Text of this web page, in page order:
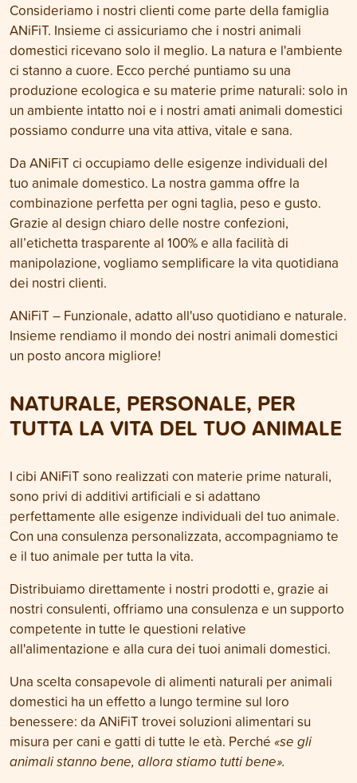
Consideriamo i nostri clienti come parte della famiglia
ANiFiT. Insieme ci assicuriamo che i nostri animali
domestici ricevano solo il meglio. La natura e l'ambiente
ci stanno a cuore. Ecco perché puntiamo su una
produzione ecologica e su materie prime naturali: solo in
un ambiente intatto noi e i nostri amati animali domestici
possiamo condurre una vita attiva, vitale e sana.
Da ANiFiT ci occupiamo delle esigenze individuali del
tuo animale domestico. La nostra gamma offre la
combinazione perfetta per ogni taglia, peso e gusto.
Grazie al design chiaro delle nostre confezioni,
all’etichetta trasparente al 100% e alla facilità di
manipolazione, vogliamo semplificare la vita quotidiana
dei nostri clienti.
ANiFiT – Funzionale, adatto all'uso quotidiano e naturale.
Insieme rendiamo il mondo dei nostri animali domestici
un posto ancora migliore!
NATURALE, PERSONALE, PER
TUTTA LA VITA DEL TUO ANIMALE
I cibi ANiFiT sono realizzati con materie prime naturali,
sono privi di additivi artificiali e si adattano
perfettamente alle esigenze individuali del tuo animale.
Con una consulenza personalizzata, accompagniamo te
e il tuo animale per tutta la vita.
Distribuiamo direttamente i nostri prodotti e, grazie ai
nostri consulenti, offriamo una consulenza e un supporto
competente in tutte le questioni relative
all'alimentazione e alla cura dei tuoi animali domestici.
Una scelta consapevole di alimenti naturali per animali
domestici ha un effetto a lungo termine sul loro
benessere: da ANiFiT trovei soluzioni alimentari su
misura per cani e gatti di tutte le età. Perché «se gli
animali stanno bene, allora stiamo tutti bene».